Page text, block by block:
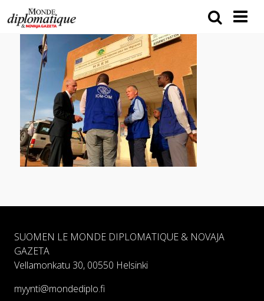
SUOMEN LE MONDE DIPLOMATIQUE & NOVAJA
GAZETA
Vellamonkatu 30, 00550 Helsinki
myynti@mondediplo.fi